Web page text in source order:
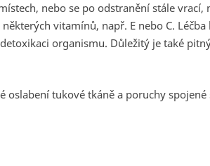
nebo se po odstranění stále vrací,
vitamínů, např. E nebo C. Léčba
organismu. Důležitý je také
oslabení tukové tkáně a poruchy spojené